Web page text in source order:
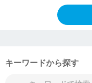
キーワードから探す